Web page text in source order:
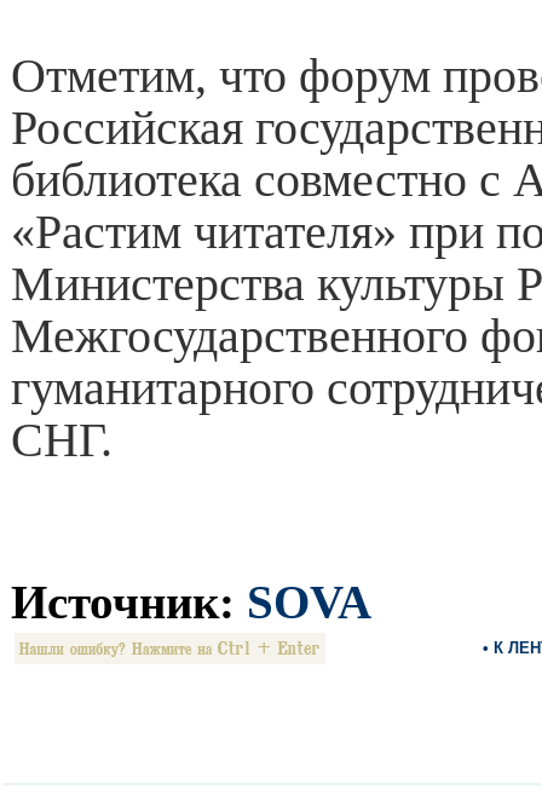
Отметим, что форум
Российская
библиотека совместно с
«Растим читателя» при
Министерства культуры
Межгосударственного
гуманитарного
СНГ.
Источник: SOVA
• К